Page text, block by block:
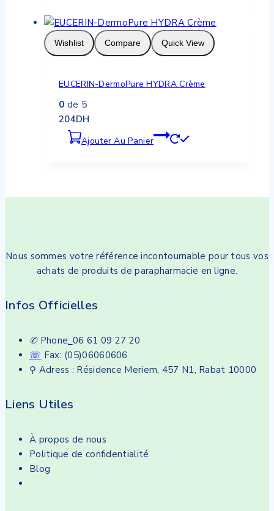
Wishlist Compare Quick View
EUCERIN-DermoPure HYDRA Crème
0 de 5
204DH
Ajouter Au Panier
Nous sommes votre référence incontournable pour tous vos
achats de produits de parapharmacie en ligne.
Infos Officielles
✆Phone: 06 61 09 27 20
☏ Fax: (05)06060606
⚲ Adress : Résidence Meriem, 457 N1, Rabat 10000
Liens Utiles
À propos de nous
Politique de confidentialité
Blog